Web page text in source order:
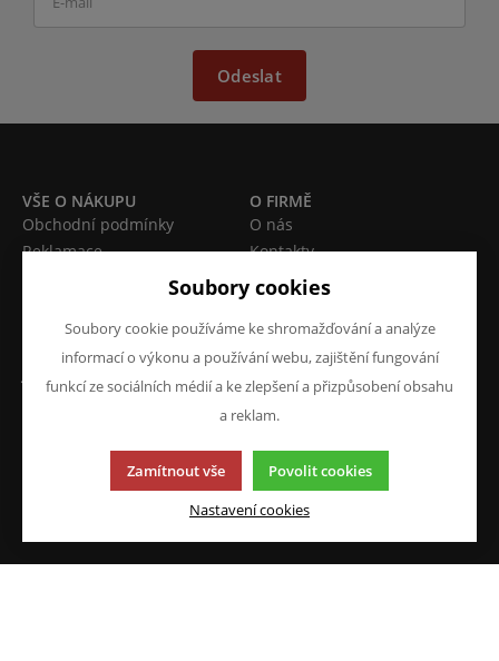
Odeslat
VŠE O NÁKUPU
Obchodní podmínky
Reklamace
Prohlášení o ochraně
Doprava a platba
O FIRMĚ
O nás
Kontakty
NAPIŠTE NÁM
Chcete nám něco sdělit o
Chci napsat zprávu
Soubory cookies
Soubory cookie používáme ke shromažďování a analýze
informací o výkonu a používání webu, zajištění fungování
funkcí ze sociálních médií a ke zlepšení a přizpůsobení obsahu
a reklam.
Zamítnout vše Povolit cookies
Nastavení cookies